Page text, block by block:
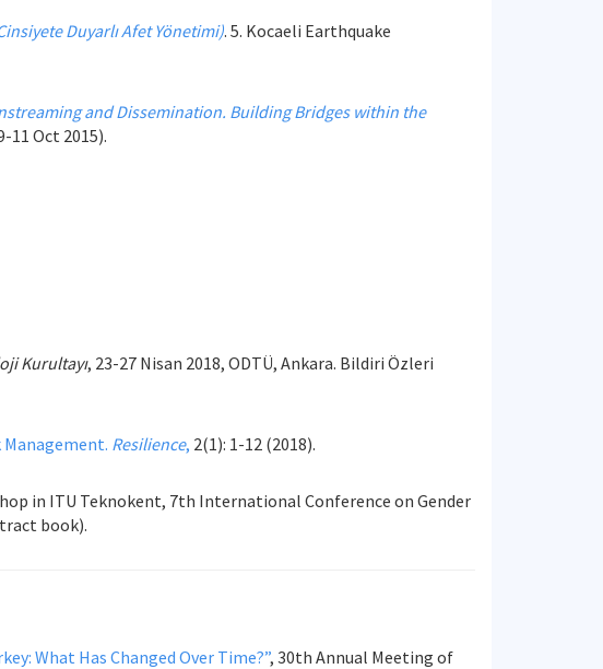
Duyarlı Afet Yönetimi). 5. Kocaeli Earthquake
and Dissemination. Building Bridges within the
11 Oct 2015).
Kurultayı, 23-27 Nisan 2018, ODTÜ, Ankara. Bildiri Özleri
Management. Resilience, 2(1): 1-12 (2018).
in ITU Teknokent, 7th International Conference on Gender
book).
What Has Changed Over Time?”, 30th Annual Meeting of